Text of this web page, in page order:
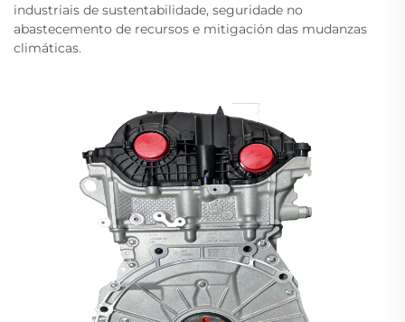
industriais de sustentabilidade, seguridade no
abastecemento de recursos e mitigación das mudanzas
climáticas.